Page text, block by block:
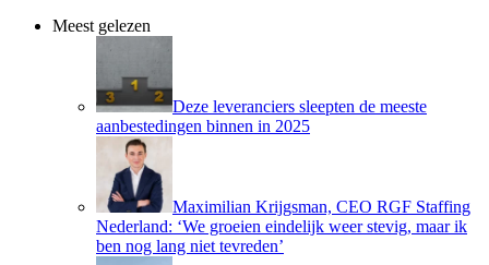
Meest gelezen
Deze leveranciers sleepten de meeste
aanbestedingen binnen in 2025
Maximilian Krijgsman, CEO RGF Staffing
Nederland: ‘We groeien eindelijk weer stevig, maar ik
ben nog lang niet tevreden’